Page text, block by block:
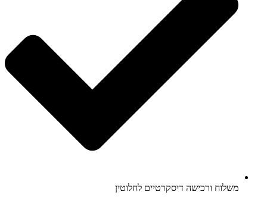
משלוח ורכישה דיסקרטיים לחלוטין